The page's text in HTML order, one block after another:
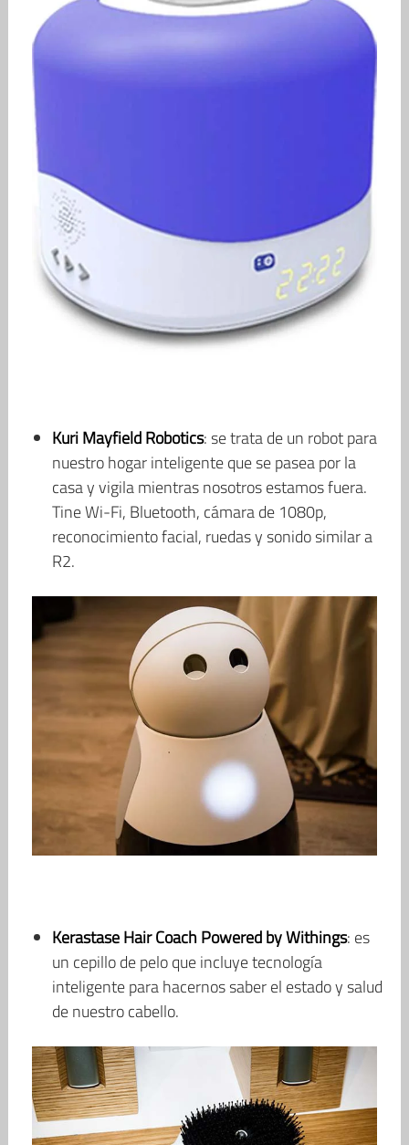
Kuri Mayfield Robotics: se trata de un robot para
nuestro hogar inteligente que se pasea por la
casa y vigila mientras nosotros estamos fuera.
Tine Wi-Fi, Bluetooth, cámara de 1080p,
reconocimiento facial, ruedas y sonido similar a
R2.
Kerastase Hair Coach Powered by Withings: es
un cepillo de pelo que incluye tecnología
inteligente para hacernos saber el estado y salud
de nuestro cabello.